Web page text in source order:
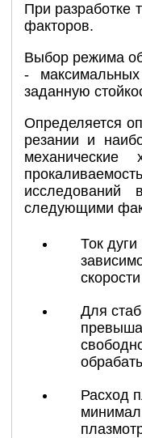
При разработке
факторов.
Выбор режима
-
заданную
Определяется
резании и
механические
исследований
следующими
Ток
Для
Расход